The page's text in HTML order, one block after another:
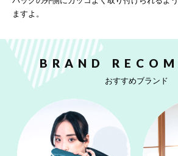
ますよ。
BRAND
おすすめブランド